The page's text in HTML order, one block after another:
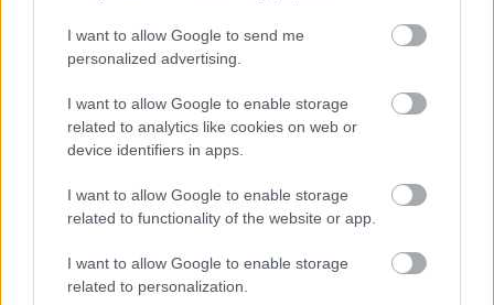
I want to allow Google to send me
personalized advertising.
I want to allow Google to enable storage
related to analytics like cookies on web or
device identifiers in apps.
I want to allow Google to enable storage
related to functionality of the website or app.
I want to allow Google to enable storage
related to personalization.
Ό,τι θα γίνεται στην Ομοσπονδία θα γίνεται επειδή θα
Ομοσπονδία να κάνω ό,τι κατεβάζει το κεφάλι μου. Θα
εκτελώ τις εντολές των σωματείων. Θα συμμετέχουμε
σε οποιαδήποτε συζήτηση. Μπορούμε να διαθέτουμε σε
κάθε περίπτωση ειδικούς για να διευκολύνουν, αλλά τις
αποφάσεις θα τις παίρνουν τα σωματεία.
Θα σας πω για την Ανάπτυξη, μια λέξη που την